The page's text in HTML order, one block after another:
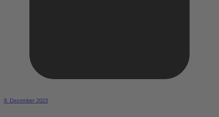
8. Dezember 2023